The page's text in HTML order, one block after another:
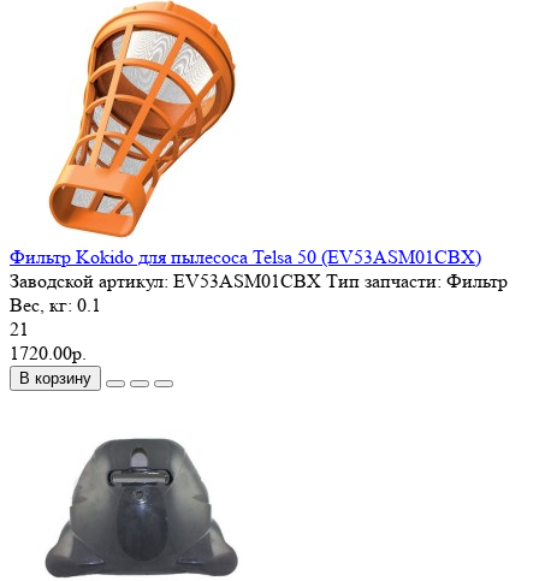
Фильтр Kokido для пылесоса Telsa 50 (EV53ASM01CBX)
Заводской артикул: EV53ASM01CBX Тип запчасти: Фильтр
Вес, кг: 0.1
21
1720.00р.
В корзину